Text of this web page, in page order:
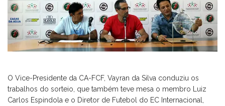
O Vice-Presidente da CA-FCF, Vayran da Silva conduziu os
trabalhos do sorteio, que também teve mesa o membro Luiz
Carlos Espindola e o Diretor de Futebol do EC Internacional,